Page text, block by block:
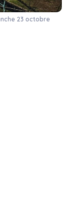
23 octobre